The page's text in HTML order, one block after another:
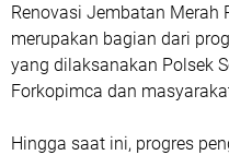
Renovasi Jembatan Merah
merupakan bagian dari
yang dilaksanakan Polsek
Forkopimca dan
Hingga saat ini, progres